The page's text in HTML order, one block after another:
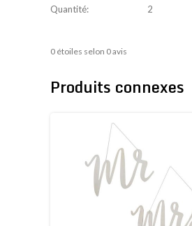
Quantité:
2
0 étoiles selon 0avis
Produits connexes